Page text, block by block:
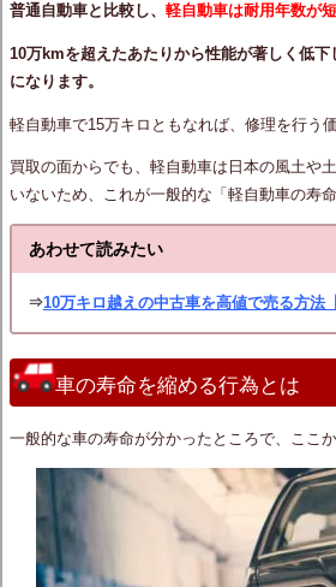
普通自動車と比較し、 軽自動車は耐用年数が
10万kmを超えたあたりから性能が著しく低
になります。
軽自動車で15万キロともなれば、修理を行う
買取の面からでも、軽自動車は日本の風土や
いないため、これが一般的な「軽自動車の寿
あわせて読みたい
⇒10万キロ越えの中古車を高値で売る方法
車の寿命を縮める行為とは
一般的な車の寿命が分かったところで、ここ